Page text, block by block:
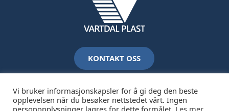
KONTAKT OSS
Vi bruker informasjonskapsler for å gi deg den beste
opplevelsen når du besøker nettstedet vårt. Ingen
personopplysninger lagres for dette formålet. Les mer